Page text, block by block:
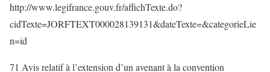
http://www.legifrance.gouv.fr/affichTexte.do?
cidTexte=JORFTEXT000028139131&dateTexte=&categorieLie
n=id
71 Avis relatif à l’extension d’un avenant à la convention